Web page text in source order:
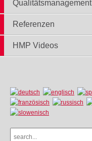
Qualitätsmanagement
Referenzen
HMP Videos